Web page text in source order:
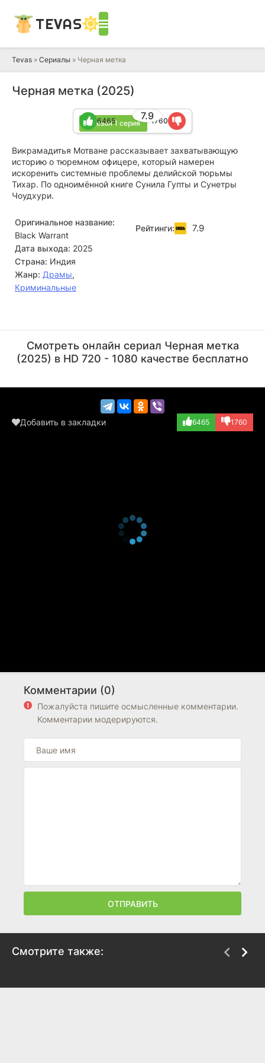
TEVAS
Tevas » Сериалы » Черная метка
Черная метка (2025)
2 сезон 1 серия
7.9
6465 1760
Викрамадитья Мотване рассказывает захватывающую
историю о тюремном офицере, который намерен
искоренить системные проблемы делийской тюрьмы
Тихар. По одноимённой книге Сунила Гупты и Сунетры
Чоудхури.
Оригинальное название:
Black Warrant
Дата выхода: 2025
Страна: Индия
Жанр: Драмы,
Криминальные
Рейтинги: 7.9
(Saini Sahab)
(Maqbool Bhat)
Смотреть онлайн сериал Черная метка
(2025) в HD 720 - 1080 качестве бесплатно
Добавить в закладки 6465 1760
Комментарии (0)
Пожалуйста пишите осмысленные комментарии.
Комментарии модерируются.
ОТПРАВИТЬ
Смотрите также: